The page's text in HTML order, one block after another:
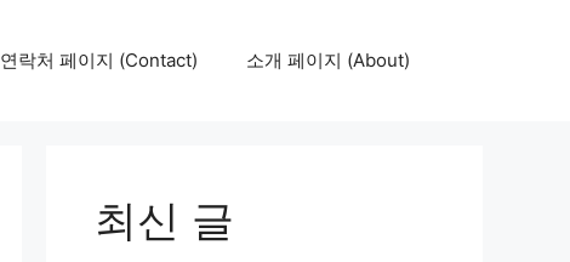
연락처 페이지 (Contact) 소개 페이지 (About)
최신 글